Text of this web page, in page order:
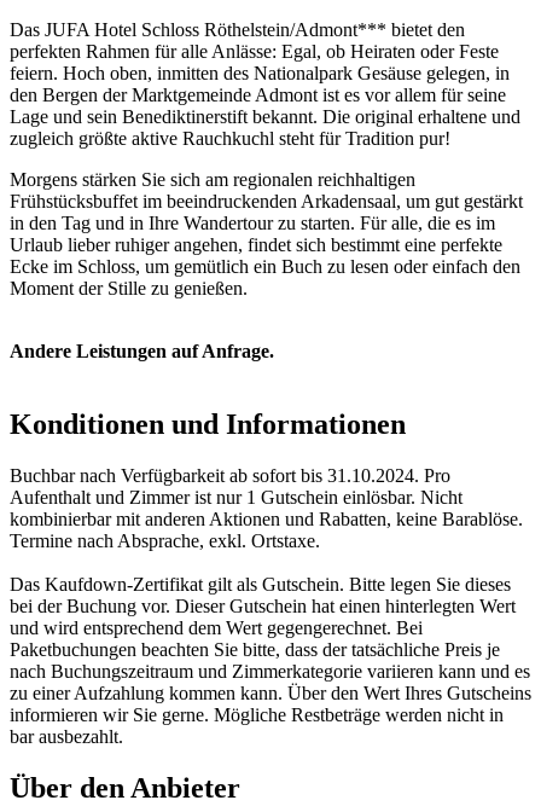
Das JUFA Hotel Schloss Röthelstein/Admont*** bietet den
perfekten Rahmen für alle Anlässe: Egal, ob Heiraten oder Feste
feiern. Hoch oben, inmitten des Nationalpark Gesäuse gelegen, in
den Bergen der Marktgemeinde Admont ist es vor allem für seine
Lage und sein Benediktinerstift bekannt. Die original erhaltene und
zugleich größte aktive Rauchkuchl steht für Tradition pur!
Morgens stärken Sie sich am regionalen reichhaltigen
Frühstücksbuffet im beeindruckenden Arkadensaal, um gut gestärkt
in den Tag und in Ihre Wandertour zu starten. Für alle, die es im
Urlaub lieber ruhiger angehen, findet sich bestimmt eine perfekte
Ecke im Schloss, um gemütlich ein Buch zu lesen oder einfach den
Moment der Stille zu genießen.
Andere Leistungen auf Anfrage.
Konditionen und Informationen
Buchbar nach Verfügbarkeit ab sofort bis 31.10.2024. Pro
Aufenthalt und Zimmer ist nur 1 Gutschein einlösbar. Nicht
kombinierbar mit anderen Aktionen und Rabatten, keine Barablöse.
Termine nach Absprache, exkl. Ortstaxe.
Das Kaufdown-Zertifikat gilt als Gutschein. Bitte legen Sie dieses
bei der Buchung vor. Dieser Gutschein hat einen hinterlegten Wert
und wird entsprechend dem Wert gegengerechnet. Bei
Paketbuchungen beachten Sie bitte, dass der tatsächliche Preis je
nach Buchungszeitraum und Zimmerkategorie variieren kann und es
zu einer Aufzahlung kommen kann. Über den Wert Ihres Gutscheins
informieren wir Sie gerne. Mögliche Restbeträge werden nicht in
bar ausbezahlt.
Über den Anbieter